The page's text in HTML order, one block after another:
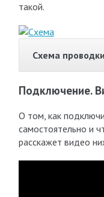
такой.
Схема
Подключение.
О том, как
самостоятельно и
расскажет видео